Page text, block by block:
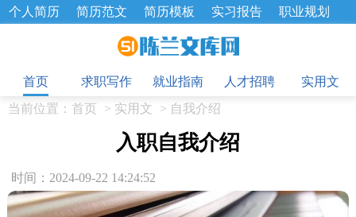
个人简历 简历范文 简历模板 实习报告
职业规划
招聘选拔 绩效考核 企业文化
工作总结
辞职报告
首页
求职写作 就业指南 人才招聘
实用文
当前位置： 首页 > 实用文 > 自我介绍
入职自我介绍
时间：2024-09-22 14:24:52